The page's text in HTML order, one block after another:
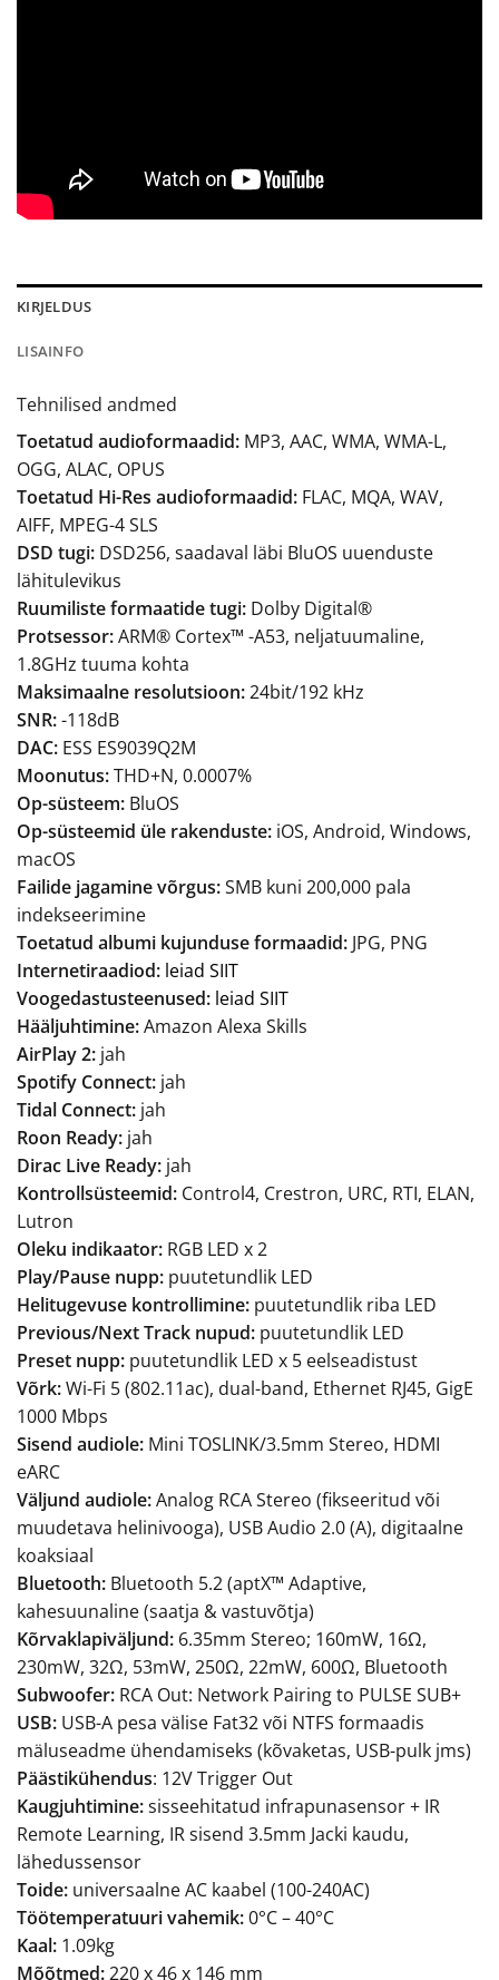
KIRJELDUS
LISAINFO
Tehnilised andmed
Toetatud audioformaadid: MP3, AAC, WMA, WMA-L,
OGG, ALAC, OPUS
Toetatud Hi-Res audioformaadid: FLAC, MQA, WAV,
AIFF, MPEG-4 SLS
DSD tugi: DSD256, saadaval läbi BluOS uuenduste
lähitulevikus
Ruumiliste formaatide tugi: Dolby Digital®
Protsessor:ARM® Cortex™ -A53, neljatuumaline,
1.8GHz tuuma kohta
Maksimaalne resolutsioon:24bit/192 kHz
SNR:-118dB
DAC: ESS ES9039Q2M
Moonutus:THD+N, 0.0007%
Op-süsteem: BluOS
Op-süsteemid üle rakenduste: iOS, Android, Windows,
macOS
Failide jagamine võrgus:SMB kuni 200,000 pala
indekseerimine
Toetatud albumi kujunduse formaadid: JPG, PNG
Internetiraadiod: leiad SIIT
Voogedastusteenused: leiad SIIT
Hääljuhtimine:Amazon Alexa Skills
AirPlay 2: jah
Spotify Connect: jah
Tidal Connect: jah
Roon Ready: jah
Dirac Live Ready: jah
Kontrollsüsteemid: Control4, Crestron, URC, RTI, ELAN,
Lutron
Oleku indikaator: RGB LED x 2
Play/Pause nupp: puutetundlik LED
Helitugevuse kontrollimine: puutetundlik riba LED
Previous/Next Track nupud: puutetundlik LED
Preset nupp: puutetundlik LED x 5 eelseadistust
Võrk:Wi-Fi 5 (802.11ac), dual-band, Ethernet RJ45, GigE
1000 Mbps
Sisend audiole: Mini TOSLINK/3.5mm Stereo, HDMI
eARC
Väljund audiole:Analog RCA Stereo (fikseeritud või
muudetava helinivooga), USB Audio 2.0 (A), digitaalne
koaksiaal
Bluetooth: Bluetooth 5.2 (aptX™ Adaptive,
kahesuunaline (saatja & vastuvõtja)
Kõrvaklapiväljund: 6.35mm Stereo; 160mW, 16Ω,
230mW, 32Ω, 53mW, 250Ω, 22mW, 600Ω, Bluetooth
Subwoofer: RCA Out: Network Pairing to PULSE SUB+
USB: USB-A pesa välise Fat32 või NTFS formaadis
mäluseadme ühendamiseks (kõvaketas, USB-pulk jms)
Päästikühendus: 12V Trigger Out
Kaugjuhtimine:sisseehitatud infrapunasensor + IR
Remote Learning, IR sisend 3.5mm Jacki kaudu,
lähedussensor
Toide: universaalne AC kaabel (100-240AC)
Töötemperatuuri vahemik:0°C – 40°C
Kaal: 1.09kg
Mõõtmed:220 x 46 x 146 mm